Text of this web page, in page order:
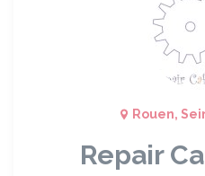
Rouen,
Repair